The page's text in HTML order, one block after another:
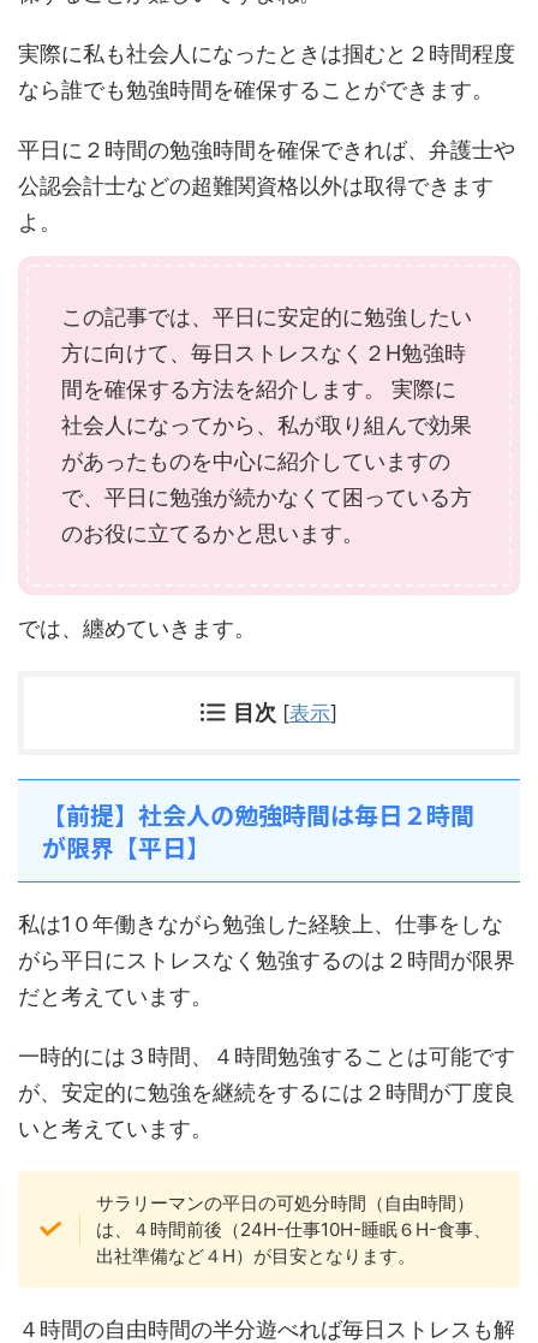
実際に私も社会人になったときは掴むと２時間程度
なら誰でも勉強時間を確保することができます。
平日に２時間の勉強時間を確保できれば、弁護士や
公認会計士などの超難関資格以外は取得できます
よ。
この記事では、平日に安定的に勉強したい
方に向けて、毎日ストレスなく２H勉強時
間を確保する方法を紹介します。 実際に
社会人になってから、私が取り組んで効果
があったものを中心に紹介していますの
で、平日に勉強が続かなくて困っている方
のお役に立てるかと思います。
では、纏めていきます。
目次 [表示]
【前提】社会人の勉強時間は毎日２時間
が限界【平日】
私は1０年働きながら勉強した経験上、仕事をしな
がら平日にストレスなく勉強するのは２時間が限界
だと考えています。
一時的には３時間、４時間勉強することは可能です
が、安定的に勉強を継続をするには２時間が丁度良
いと考えています。
サラリーマンの平日の可処分時間（自由時間）
は、４時間前後（24H-仕事10H-睡眠６H-食事、
出社準備など４H）が目安となります。
４時間の自由時間の半分遊べれば毎日ストレスも解